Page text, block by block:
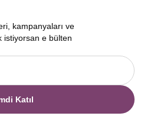
kampanyaları ve
istiyorsan e bülten
Katıl